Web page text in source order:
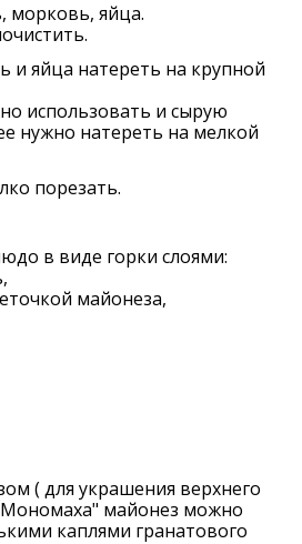
морковь, яйца.
и яйца натереть на крупной
использовать и сырую
нужно натереть на мелкой
порезать.
в виде горки слоями:
майонеза,
( для украшения верхнего
майонез можно
каплями гранатового